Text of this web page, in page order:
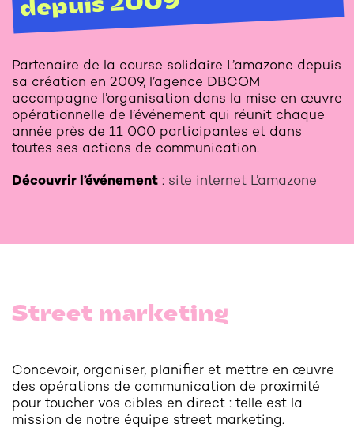
depuis 2009
Partenaire de la course solidaire L’amazone depuis
sa création en 2009, l’agence DBCOM
accompagne l’organisation dans la mise en œuvre
opérationnelle de l’événement qui réunit chaque
année près de 11 000 participantes et dans
toutes ses actions de communication.
Découvrir l’événement : site internet L’amazone
Street marketing
Concevoir, organiser, planifier et mettre en œuvre
des opérations de communication de proximité
pour toucher vos cibles en direct : telle est la
mission de notre équipe street marketing.